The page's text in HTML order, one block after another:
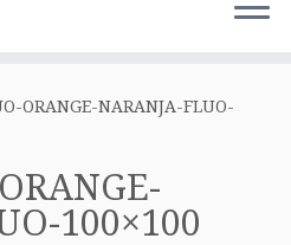
ORANGE-NARANJA-FLUO-
100×100